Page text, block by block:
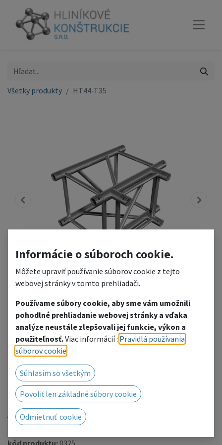
Všetky produkty HT44-T35
HT44-T35
3-way T-junction 0.6x0.5m
Pridať do zoznamu želaní
Radi Vám poskytneme cenovú ponuku, kliknutím
prejdete na kontaktný formulár.
Alebo nás kontaktujte telefonicky / e-mailom.
kód produktu: 0325
Informácie o súboroch cookie.
Môžete upraviť používanie súborov cookie z tejto
webovej stránky v tomto prehliadači.
Používame súbory cookie, aby sme vám umožnili
pohodlné prehliadanie webovej stránky a vďaka
analýze neustále zlepšovali jej funkcie, výkon a
použiteľnosť.Viac informácií : Pravidlá používania
súborov cookie
Súhlasím so všetkým
Povoliť len základné súbory cookie
Odmietnuť cookie